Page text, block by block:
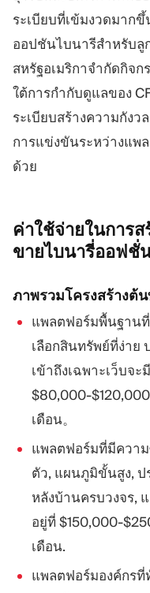
ระเบียบที่เข้มงวดมาก
ออปชันไบนารีสำหรับ
สหรัฐอเมริกาจำกัดกิจ
ใต้การกำกับดูแลของ
ระเบียบสร้างความกัง
การแข่งขันระหว่างแพ
ด้วย
ค่าใช้จ่ายในการ
ขายไบนารี่ออฟชั่
ภาพรวมโครงสร้างต้
แพลตฟอร์มพื้นฐานที่
เลือกสินทรัพย์ที่ง่าย
เข้าถึงเฉพาะเว็บจ
$80,000-
เดือน。
แพลตฟอร์มที่มีควา
ตัว, แผนภูมิขั้นสูง, ป
หลังบ้านครบวงจร,
อยู่ที่ $150,000-
เดือน.
แพลตฟอร์มองค์กรที่